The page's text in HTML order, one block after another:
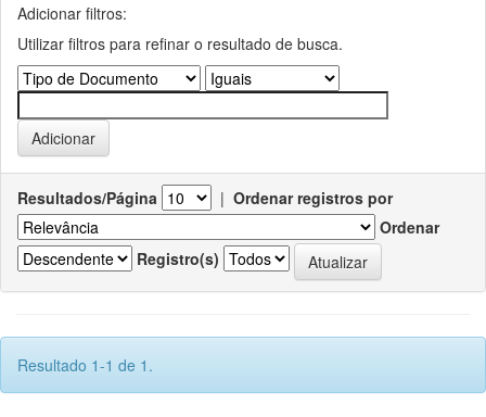
Adicionar filtros:
Utilizar filtros para refinar o resultado de busca.
Resultados/Página | Ordenar registros por
Ordenar
Registro(s)
Resultado 1-1 de 1.